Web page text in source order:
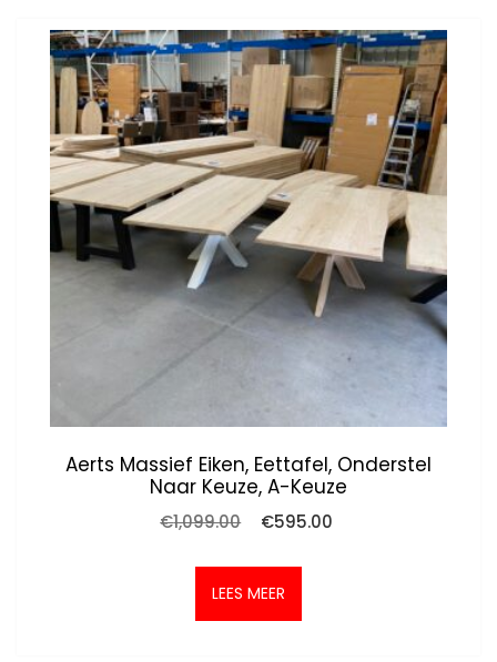
Aerts Massief Eiken, Eettafel, Onderstel
Naar Keuze, A-Keuze
€1,099.00
Oorspronkelijke
was:
€1,099.00.
€595.00
LEES MEER